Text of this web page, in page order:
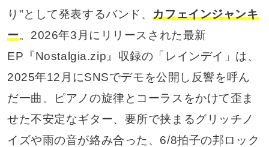
り"として発表するバンド、カフェインジャンキ
ー。2026年3月にリリースされた最新
EP『Nostalgia.zip』収録の「レインデイ」は、
2025年12月にSNSでデモを公開し反響を呼ん
だ一曲。ピアノの旋律とコーラスをかけて歪ま
せた不安定なギター、要所で挟まるグリッチノ
イズや雨の音が絡み合った、6/8拍子の邦ロック